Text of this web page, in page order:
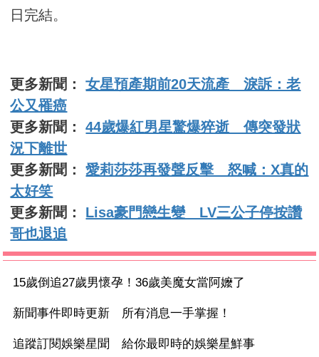
日完結。
更多新聞：女星預產期前20天流產 淚訴：老
公又罹癌
更多新聞：44歲爆紅男星驚爆猝逝 傳突發狀
況下離世
更多新聞：愛莉莎莎再發聲反擊 怒喊：X真的
太好笑
更多新聞： Lisa豪門戀生變 LV三公子停按讚
哥也退追
15歲倒追27歲男懷孕！36歲美魔女當阿嬤了
新聞事件即時更新 所有消息一手掌握！
追蹤訂閱娛樂星聞 給你最即時的娛樂星鮮事